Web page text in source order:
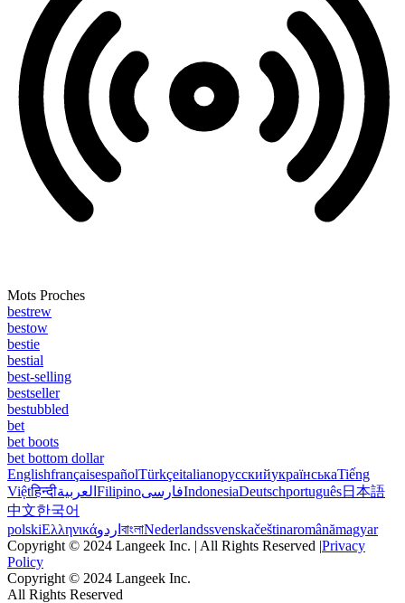
Mots Proches
bestrew
bestow
bestie
bestial
best-selling
bestseller
bestubbled
bet
bet boots
bet bottom dollar
EnglishfrançaisespañolTürkçeitalianoрусскийукраїнськаTiếng
Việtहिन्दीالعربية FilipinoفارسیIndonesiaDeutschportuguês日本語
中文한국어
polskiΕλληνικάاردو বাংলাNederlandssvenskačeštinaromânămagyar
Copyright © 2024 Langeek Inc. | All Rights Reserved |Privacy
Policy
Copyright © 2024 Langeek Inc.
All Rights Reserved